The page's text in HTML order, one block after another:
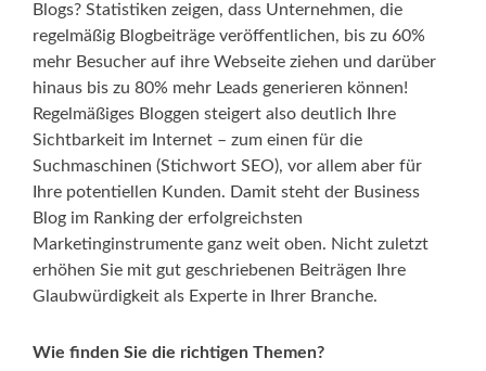
Blogs? Statistiken zeigen, dass Unternehmen, die
regelmäßig Blogbeiträge veröffentlichen, bis zu 60%
mehr Besucher auf ihre Webseite ziehen und darüber
hinaus bis zu 80% mehr Leads generieren können!
Regelmäßiges Bloggen steigert also deutlich Ihre
Sichtbarkeit im Internet – zum einen für die
Suchmaschinen (Stichwort SEO), vor allem aber für
Ihre potentiellen Kunden. Damit steht der Business
Blog im Ranking der erfolgreichsten
Marketinginstrumente ganz weit oben. Nicht zuletzt
erhöhen Sie mit gut geschriebenen Beiträgen Ihre
Glaubwürdigkeit als Experte in Ihrer Branche.
Wie finden Sie die richtigen Themen?